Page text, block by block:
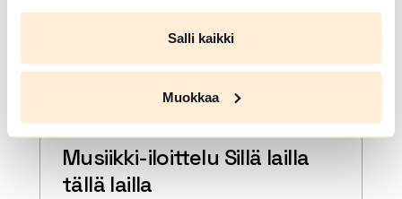
Salli kaikki
Muokkaa
Musiikki-iloittelu Sillä lailla
tällä lailla